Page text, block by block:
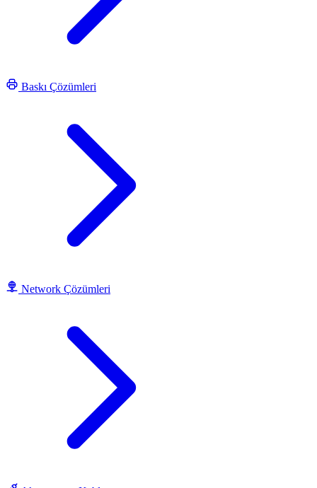
Baskı Çözümleri
Network Çözümleri